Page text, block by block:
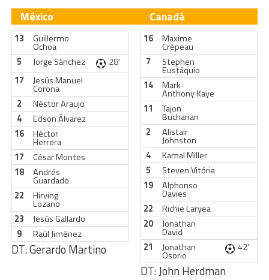
México
13 Guillermo
Ochoa
5
Jorge Sánchez
28'
17
Jesús Manuel
Corona
2
Néstor Araujo
4
Edson Álvarez
16
Héctor
Herrera
17
César Montes
18
Andrés
Guardado
22
Hirving
Lozano
23
Jesús Gallardo
9
Raúl Jiménez
DT:Gerardo Martino
Canadá
16 Maxime
Crépeau
7
Stephen
Eustáquio
14
Mark-
Anthony Kaye
11
Tajon
Buchanan
2
Alistair
Johnston
4
Kamal Miller
5
Steven Vitória
19
Alphonso
Davies
22
Richie Laryea
20
Jonathan
David
21
Jonathan
Osorio
42'
DT:John Herdman